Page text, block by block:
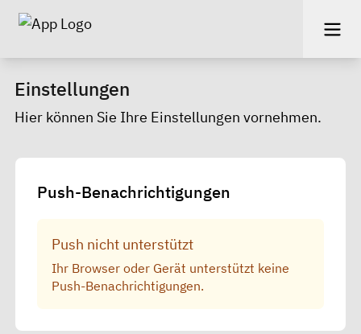
Einstellungen
Hier können Sie Ihre Einstellungen vornehmen.
Push-Benachrichtigungen
Push nicht unterstützt
Ihr Browser oder Gerät unterstützt keine
Push-Benachrichtigungen.